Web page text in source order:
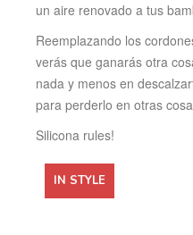
un aire renovado a tus
Reemplazando los
verás que ganarás otra
nada y menos en
para perderlo en otras
Silicona rules!
IN STYLE